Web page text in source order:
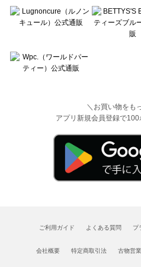
＼お買い物をも
アプリ新規会員登録で100
ご利用ガイド よくある質問 プ
会社概要 特定商取引法 古物営